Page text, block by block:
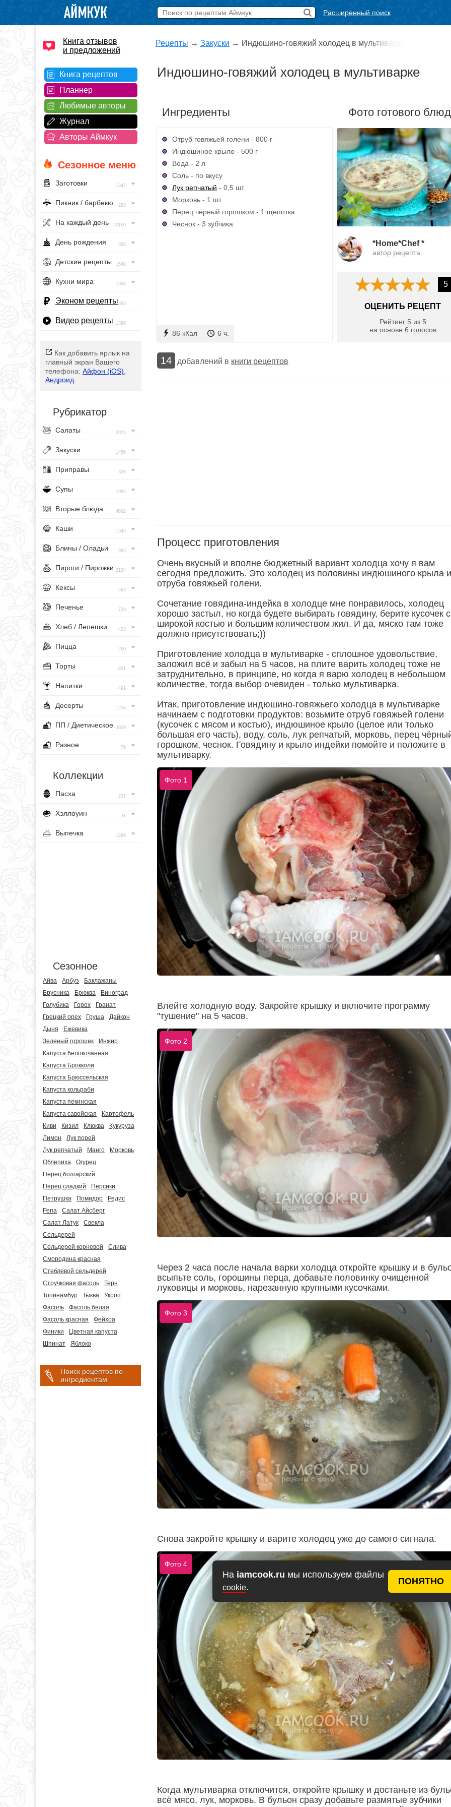
На iamcook.ru мы используем файлы
cookie.
ПОНЯТНО
Расширенный поиск
Книга отзывов
и предложений
Книга рецептов
Планнер
Любимые авторы
Журнал
Авторы Аймкук
Сезонное меню
Заготовки 1347
Пикник / барбекю 293
На каждый день 20160
День рождения 385
Детские рецепты 1548
Кухни мира 1968
Эконом рецепты393
Видео рецепты 1396
Как добавить ярлык на
главный экран Вашего
телефона: Айфон (iOS)
Андроид
Рубрикатор
Салаты 2955
Закуски 1456
Приправы 320
Супы 1083
Вторые блюда 4682
Каши 1543
Блины / Оладьи 965
Пироги / Пирожки 2134
Кексы 563
Печенье 728
Хлеб / Лепешки 433
Пицца 260
Торты 801
Напитки 491
Десерты 1256
ПП / Диетическое 3929
Разное 76
Коллекции
Пасха 237
Хэллоуин 31
Выпечка 1296
Сезонное
Айва Арбуз
Баклажаны
Брусника
Брюква
Виноград
Голубика
Горох
Гранат
Грецкий орех
Груша
Дайкон
Дыня
Ежевика
Зеленый горошек
Инжир
Капуста белокочанная
Капуста Брокколи
Капуста Брюссельская
Капуста кольраби
Капуста пекинская
Капуста савойская
Картофель
Киви
Кизил Клюква
Кукуруза
Лимон
Лук порей
Лук репчатый
Манго
Морковь
Облепиха
Огурец
Перец болгарский
Перец сладкий
Персики
Петрушка
Помидор
Редис
Репа
Салат Айсберг
Салат Латук
Свекла
Сельдерей
Сельдерей корневой
Слива
Смородина красная
Стеблевой сельдерей
Стручковая фасоль
Терн
Топинамбур
Тыква
Укроп
Фасоль
Фасоль белая
Фасоль красная
Фейхоа
Финики
Цветная капуста
Шпинат
Яблоко
Поиск рецептов по
ингредиентам
Рецепты → Закуски → Индюшино-говяжий холодец в мультиварке
Индюшино-говяжий холодец в мультиварке
Ингредиенты
Отруб говяжьей голени - 800 г
Индюшиное крыло - 500 г
Вода - 2 л
Соль - по вкусу
Лук репчатый - 0,5 шт.
Морковь - 1 шт.
Перец чёрный горошком - 1 щепотка
Чеснок - 3 зубчика
86 кКал 6 ч.
Фото готового
*Home*Chef *
автор рецепта
5
ОЦЕНИТЬ РЕЦЕПТ
Рейтинг 5 из 5
на основе 6 голосов
14 добавлений в книги рецептов
Процесс приготовления
Очень вкусный и вполне бюджетный вариант холодца хочу я вам
сегодня предложить. Это холодец из половины индюшиного крыла и
отруба говяжьей голени.
Сочетание говядина-индейка в холодце мне понравилось, холодец
хорошо застыл, но когда будете выбирать говядину, берите кусочек с
широкой костью и большим количеством жил. И да, мяско там тоже
должно присутствовать;))
Приготовление холодца в мультиварке - сплошное удовольствие,
заложил всё и забыл на 5 часов, на плите варить холодец тоже не
затруднительно, в принципе, но когда я варю холодец в небольшом
количестве, тогда выбор очевиден - только мультиварка.
Итак, приготовление индюшино-говяжьего холодца в мультиварке
начинаем с подготовки продуктов: возьмите отруб говяжьей голени
(кусочек с мясом и костью), индюшиное крыло (целое или только
большая его часть), воду, соль, лук репчатый, морковь, перец
горошком, чеснок. Говядину и крыло индейки помойте и положите в
мультиварку.
Фото 1
Влейте холодную воду. Закройте крышку и включите программу
"тушение" на 5 часов.
Фото 2
Через 2 часа после начала варки холодца откройте крышку и в
всыпьте соль, горошины перца, добавьте половинку очищенной
луковицы и морковь, нарезанную крупными кусочками.
Фото 3
Снова закройте крышку и варите холодец уже до самого сигнала.
Фото 4
Когда мультиварка отключится, откройте крышку и достаньте из
всё мясо, лук, морковь. В бульон сразу добавьте размятые зубчики